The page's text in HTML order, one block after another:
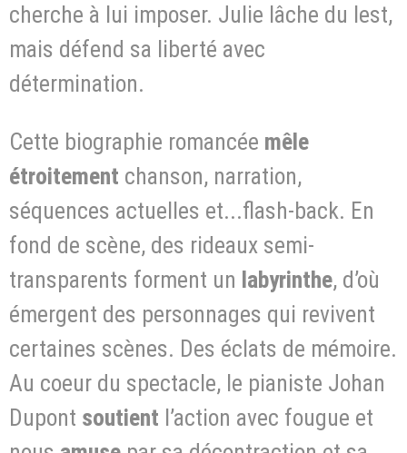
cherche à lui imposer. Julie lâche du lest,
mais défend sa liberté avec
détermination.
Cette biographie romancée mêle
étroitement chanson, narration,
séquences actuelles et...flash-back. En
fond de scène, des rideaux semi-
transparents forment un labyrinthe, d’où
émergent des personnages qui revivent
certaines scènes. Des éclats de mémoire.
Au coeur du spectacle, le pianiste Johan
Dupont soutient l’action avec fougue et